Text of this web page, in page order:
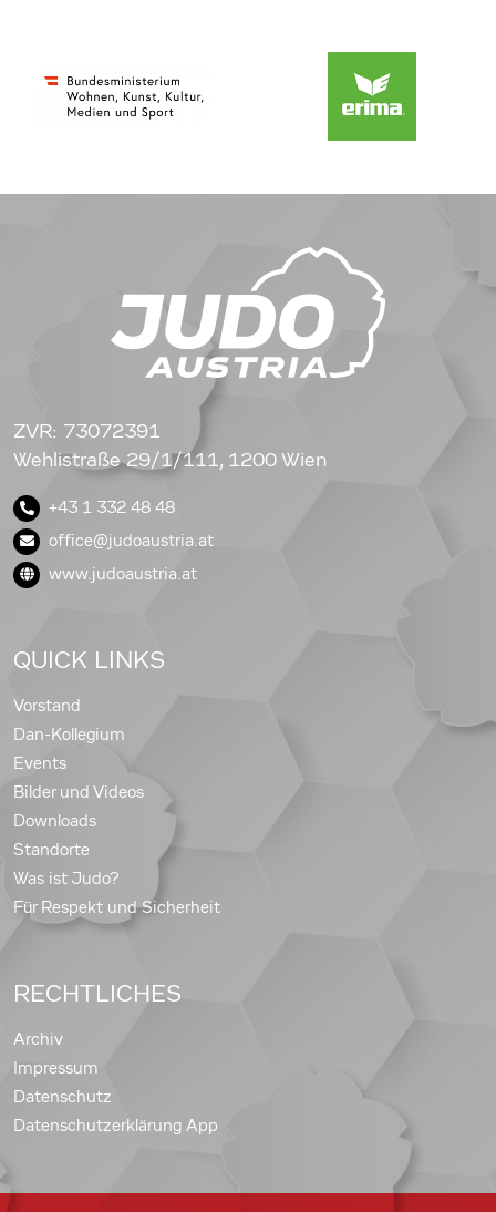
ZVR: 73072391
Wehlistraße 29/1/111, 1200 Wien
+43 1 332 48 48
office@judoaustria.at
www.judoaustria.at
QUICK LINKS
Vorstand
Dan-Kollegium
Events
Bilder und Videos
Downloads
Standorte
Was ist Judo?
Für Respekt und Sicherheit
RECHTLICHES
Archiv
Impressum
Datenschutz
Datenschutzerklärung App